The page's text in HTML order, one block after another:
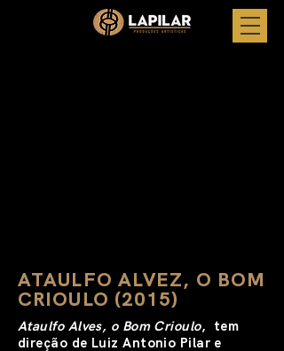
ATAULFO ALVEZ, O BOM
CRIOULO (2015)
Ataulfo Alves, o Bom Crioulo, tem
direção de Luiz Antonio Pilar e